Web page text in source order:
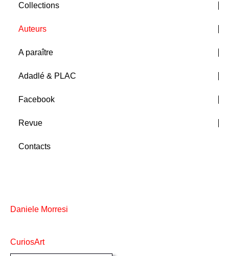
Collections
Auteurs
A paraître
Adadlé & PLAC
Facebook
Revue
Contacts
Daniele Morresi
CuriosArt